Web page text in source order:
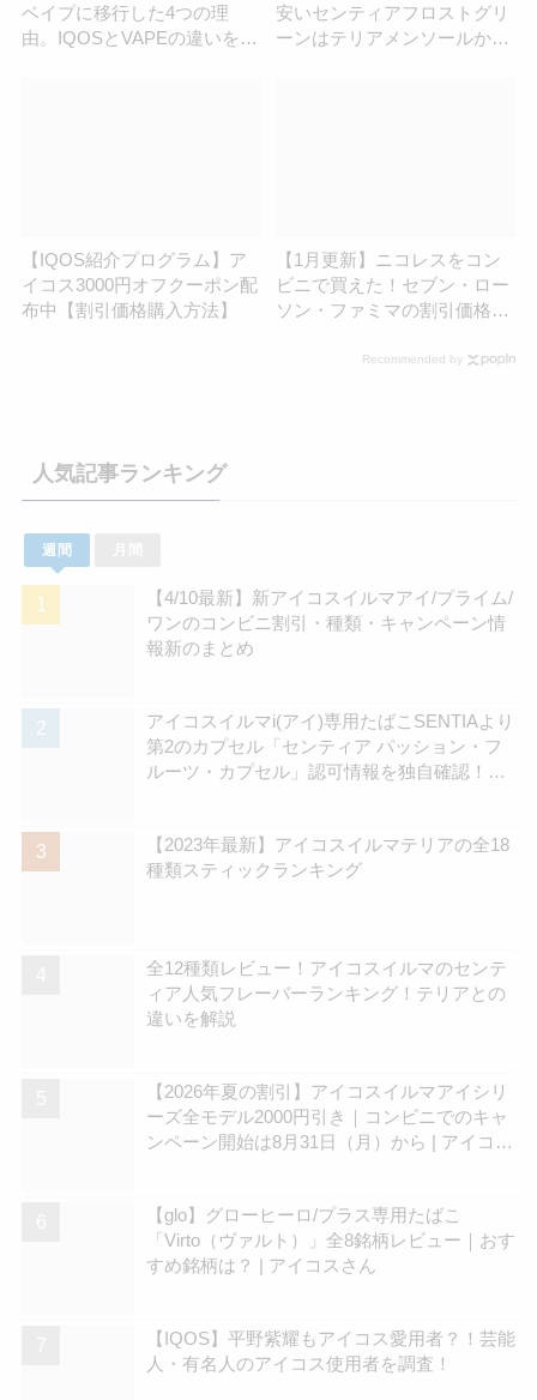
ベイプに移行した4つの理
由。IQOSとVAPEの違いを解
安いセンティアフロストグリ
ーンはテリアメンソールから
【IQOS紹介プログラム】ア
イコス3000円オフクーポン配
布中【割引価格購入方法】
【1月更新】ニコレスをコン
ビニで買えた！セブン・ロー
ソン・ファミマの割引価格・
Recommended by
人気記事ランキング
週間
【4/10最新】新アイコスイルマアイ/プライム/
ワンのコンビニ割引・種類・キャンペーン情
報新のまとめ
アイコスイルマi(アイ)専用たばこSENTIAより
第2のカプセル「センティア パッション・フ
ルーツ・カプセル」認可情報を独自確認！
【2023年最新】アイコスイルマテリアの全18
種類スティックランキング
全12種類レビュー！アイコスイルマのセンテ
ィア人気フレーバーランキング！テリアとの
違いを解説
【2026年夏の割引】アイコスイルマアイシリ
ーズ全モデル2000円引き｜コンビニでのキャ
ンペーン開始は8月31日（月）から | アイコス
【glo】グローヒーロ/プラス専用たばこ
「Virto（ヴァルト）」全8銘柄レビュー｜おす
すめ銘柄は？ | アイコスさん
【IQOS】平野紫耀もアイコス愛用者？！芸能
人・有名人のアイコス使用者を調査！